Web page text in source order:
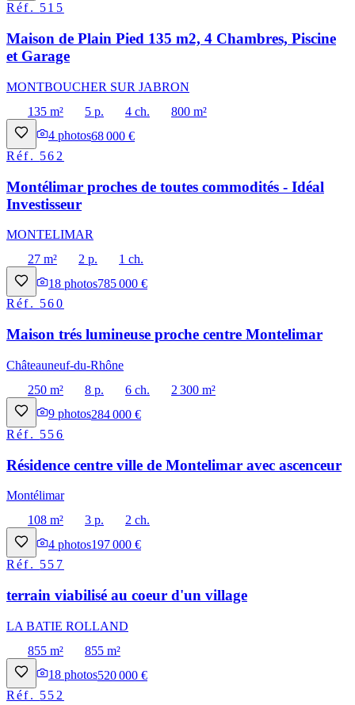
Réf. 515
Maison de Plain Pied 135 m2, 4 Chambres, Piscine
et Garage
MONTBOUCHER SUR JABRON
135 m²
5 p. 4 ch.
800 m²
4 photos68 000 €
Réf. 562
Montélimar proches de toutes commodités - Idéal
Investisseur
MONTELIMAR
27 m²
2 p.
1 ch.
18 photos785 000 €
Réf. 560
Maison trés lumineuse proche centre Montelimar
Châteauneuf-du-Rhône
250 m²
8 p. 6 ch.
2 300 m²
9 photos284 000 €
Réf. 556
Résidence centre ville de Montelimar avec ascenceur
Montélimar
108 m²
3 p.
2 ch.
4 photos197 000 €
Réf. 557
terrain viabilisé au coeur d'un village
LA BATIE ROLLAND
855 m²
855 m²
18 photos520 000 €
Réf. 552